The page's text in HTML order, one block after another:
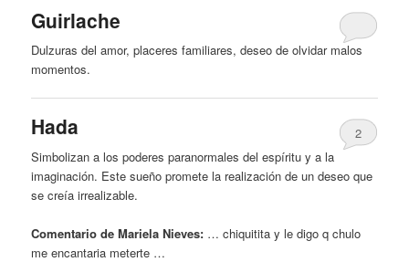
Guirlache
Dulzuras del amor, placeres familiares,deseo de olvidar malos
momentos.
Hada
2
Simbolizan a los poderes paranormales del espírituy a la
imaginación. Este sueño promete la realización de undeseo que
se creía irrealizable.
Comentario de Mariela Nieves: … chiquititay le digo q chulo
me encantaria meterte …